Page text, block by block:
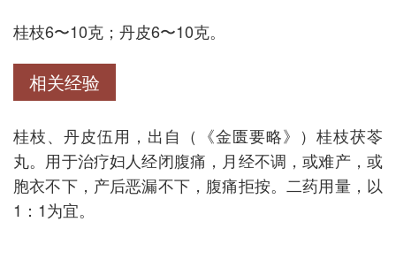
桂枝6〜10克；丹皮6〜10克。
相关经验
桂枝、丹皮伍用，出自（《金匮要略》）桂枝茯苓
丸。用于治疗妇人经闭腹痛，月经不调，或难产，或
胞衣不下，产后恶漏不下，腹痛拒按。二药用量，以
1：1为宜。